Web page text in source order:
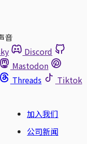
音
Discord
Mastodon
Threads
Tiktok
加入我们
公司新闻